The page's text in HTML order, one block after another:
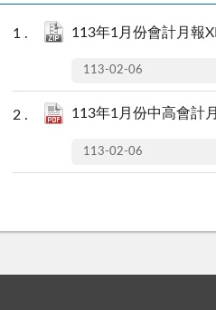
113年1月份會計月報
113-02-06
113年1月份中高會計
113-02-06